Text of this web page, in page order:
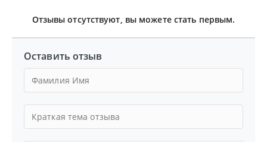
Отзывы отсутствуют, вы можете стать первым.
Оставить отзыв